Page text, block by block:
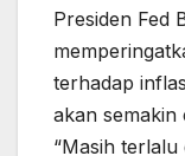
Presiden Fed
terhadap
akan semakin
“Masih